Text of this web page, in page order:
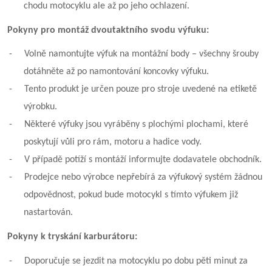
chodu motocyklu ale až po jeho ochlazení.
Pokyny pro montáž dvoutaktního svodu výfuku:
-
Volně namontujte výfuk na montážní body – všechny šrouby
dotáhněte až po namontování koncovky výfuku.
-
Tento produkt je určen pouze pro stroje uvedené na etiketě
výrobku.
-
Některé výfuky jsou vyráběny s plochými plochami, které
poskytují vůli pro rám, motoru a hadice vody.
-
V případě potíží s montáží informujte dodavatele obchodník.
-
Prodejce nebo výrobce nepřebírá za výfukový systém žádnou
odpovědnost, pokud bude motocykl s tímto výfukem již
nastartován.
Pokyny k tryskání karburátoru:
-
Doporučuje se jezdit na motocyklu po dobu pěti minut za